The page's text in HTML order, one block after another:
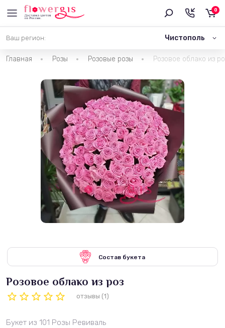
Ваш регион: Чистополь
0
Главная Розы Розовые розы Розовое облако из
Состав букета
Розовое облако из роз
отзывы (1)
Букет из 101 Розы Ревиваль